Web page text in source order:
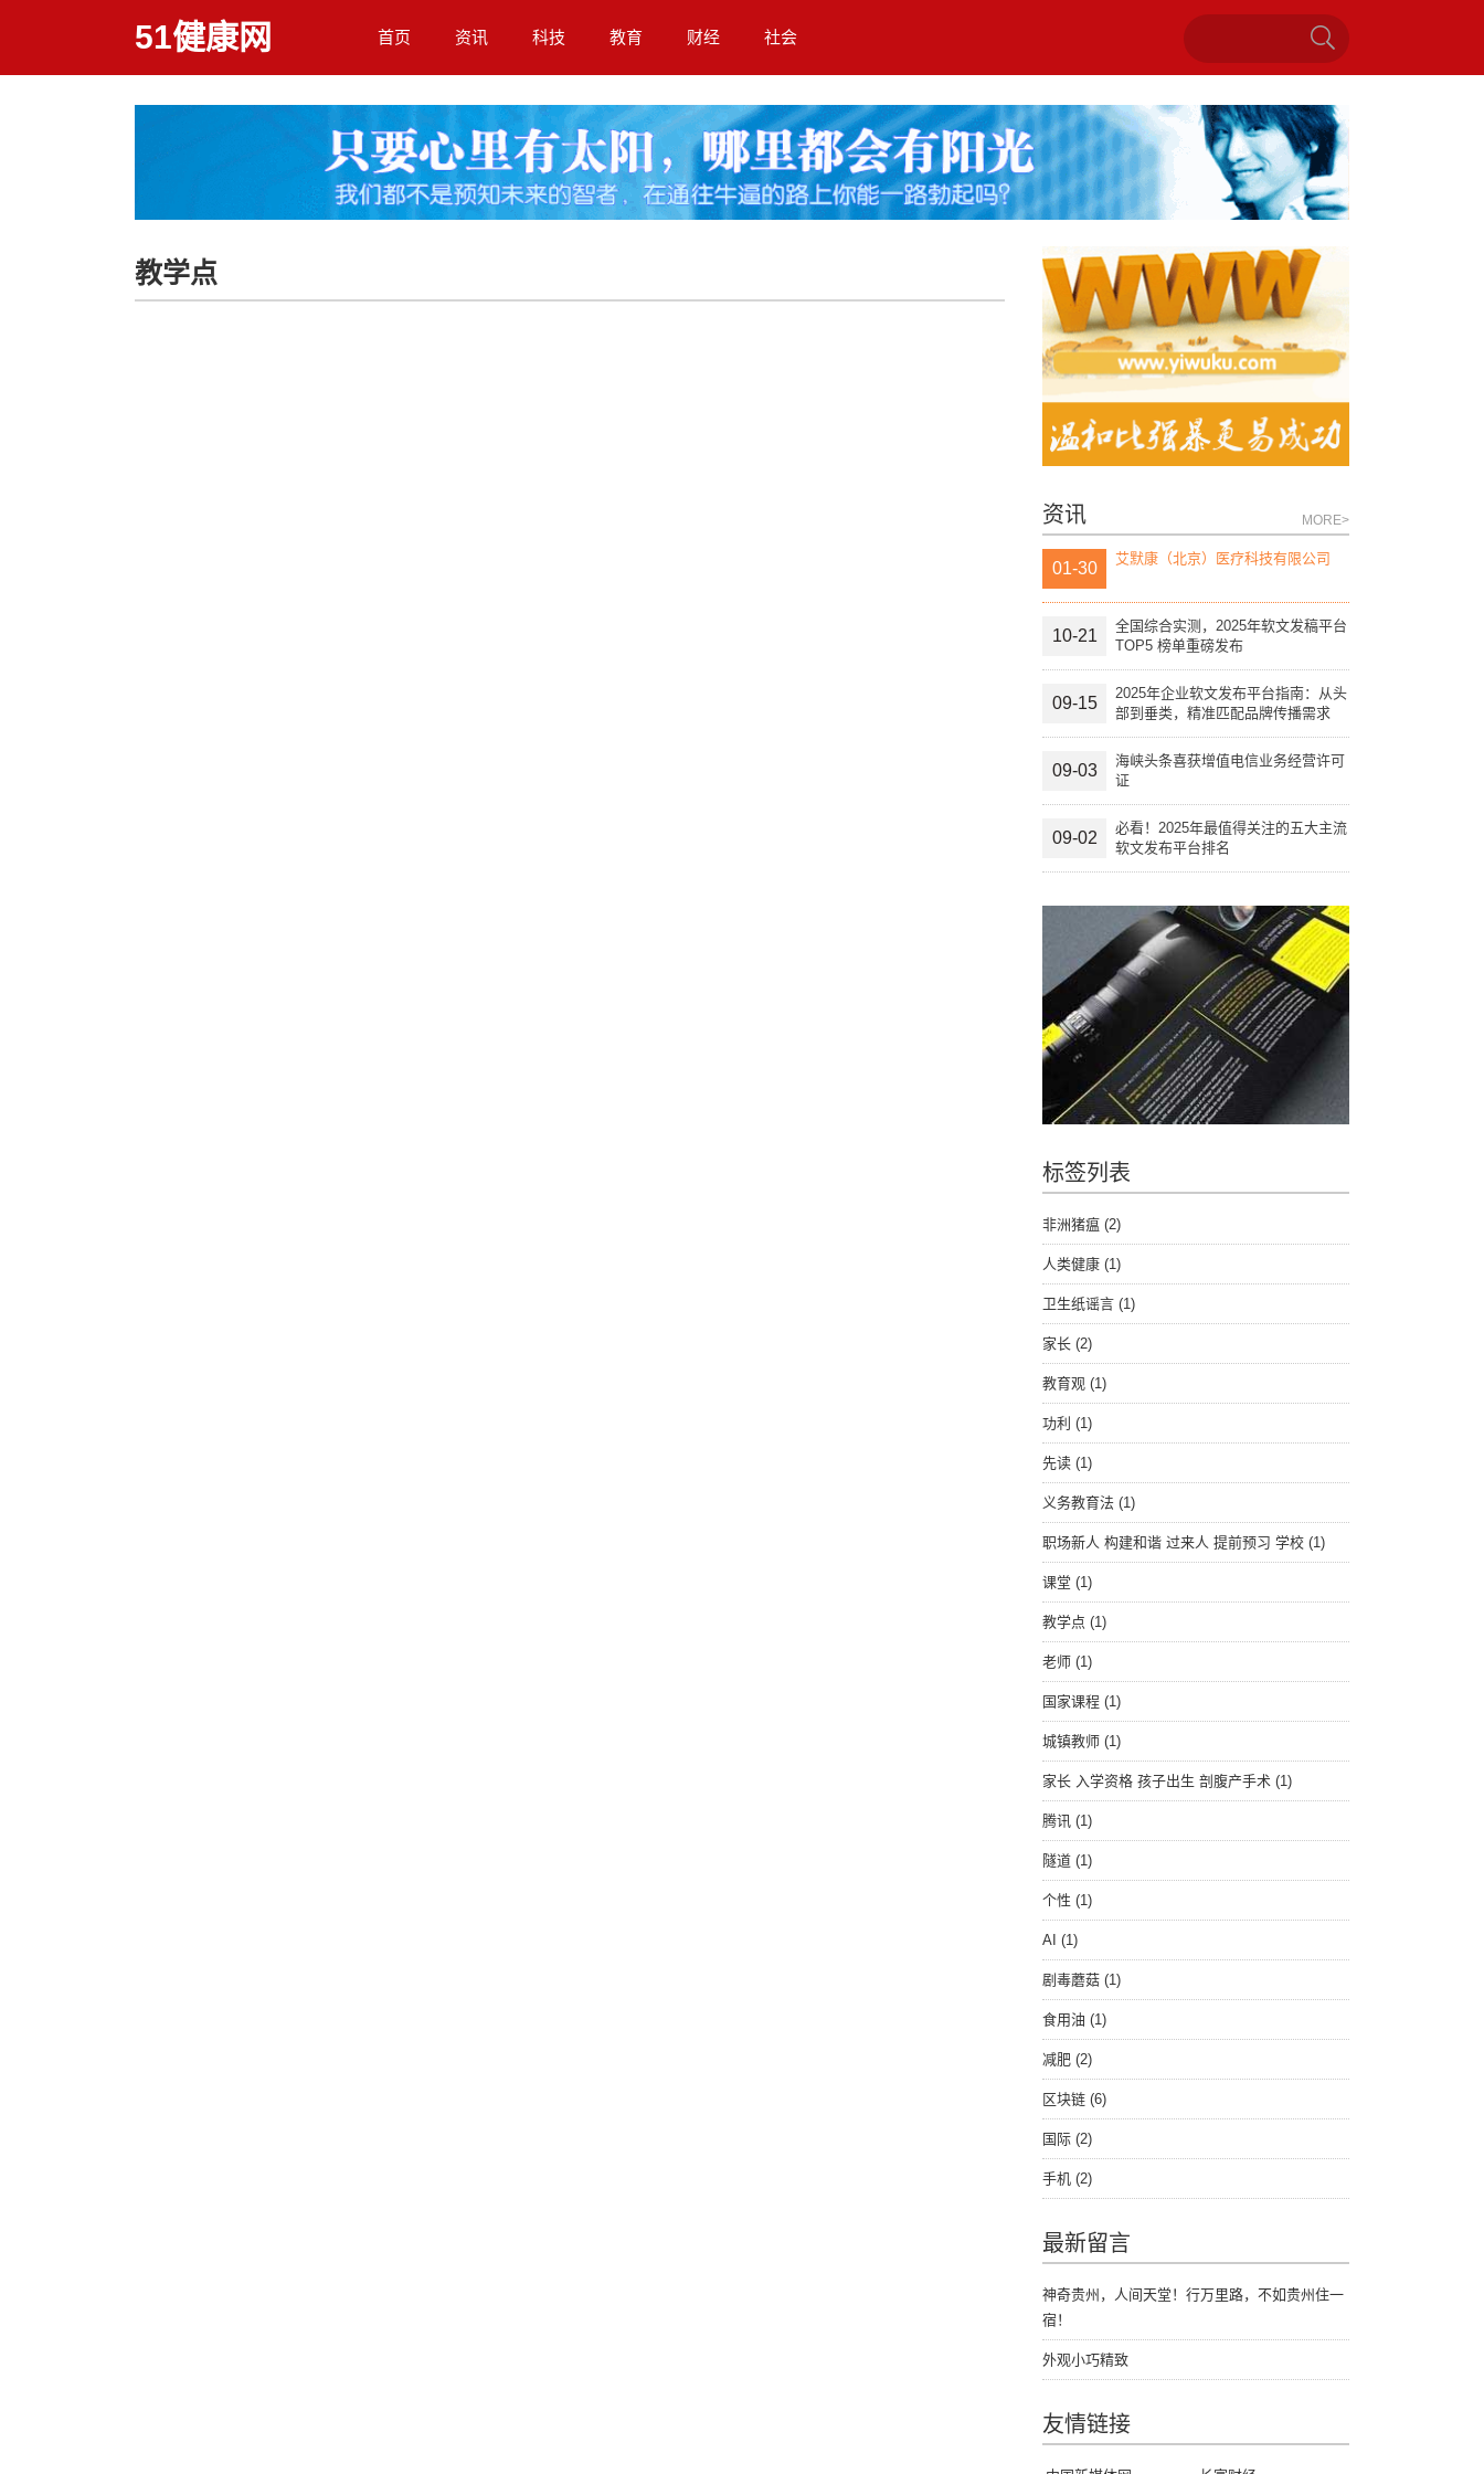
51健康网 首页 资讯 科技 教育 财经 社会
教学点
资讯 MORE>
01-30
艾默康（北京）医疗科技有限公司
10-21
全国综合实测，2025年软文发稿平台
TOP5 榜单重磅发布
09-15
2025年企业软文发布平台指南：从头
部到垂类，精准匹配品牌传播需求
09-03
海峡头条喜获增值电信业务经营许可
证
09-02
必看！2025年最值得关注的五大主流
软文发布平台排名
标签列表
非洲猪瘟 (2)
人类健康 (1)
卫生纸谣言 (1)
家长 (2)
教育观 (1)
功利 (1)
先读 (1)
义务教育法 (1)
职场新人 构建和谐 过来人 提前预习 学校 (1)
课堂 (1)
教学点 (1)
老师 (1)
国家课程 (1)
城镇教师 (1)
家长 入学资格 孩子出生 剖腹产手术 (1)
腾讯 (1)
隧道 (1)
个性 (1)
AI (1)
剧毒蘑菇 (1)
食用油 (1)
减肥 (2)
区块链 (6)
国际 (2)
手机 (2)
最新留言
神奇贵州，人间天堂！行万里路，不如贵州住一
宿！
外观小巧精致
友情链接